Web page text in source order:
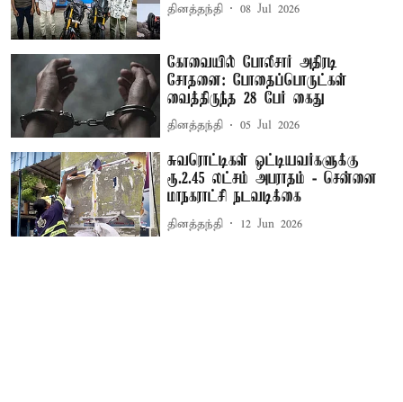
தினத்தந்தி 08 Jul 2026
கோவையில் போலீசார் அதிரடி
சோதனை: போதைப்பொருட்கள்
வைத்திருந்த 28 பேர் கைது
தினத்தந்தி 05 Jul 2026
சுவரொட்டிகள் ஒட்டியவர்களுக்கு
ரூ.2.45 லட்சம் அபராதம் - சென்னை
மாநகராட்சி நடவடிக்கை
தினத்தந்தி 12 Jun 2026